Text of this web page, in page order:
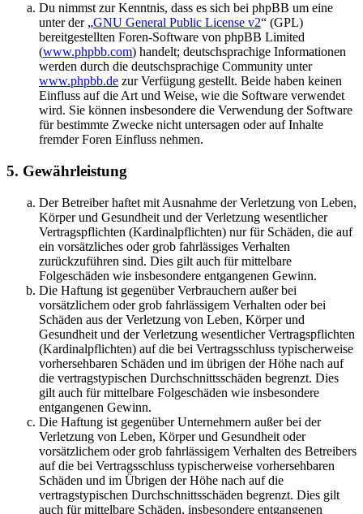
Du nimmst zur Kenntnis, dass es sich bei phpBB um eine
unter der „GNU General Public License v2“ (GPL)
bereitgestellten Foren-Software von phpBB Limited
(www.phpbb.com) handelt; deutschsprachige Informationen
werden durch die deutschsprachige Community unter
www.phpbb.de zur Verfügung gestellt. Beide haben keinen
Einfluss auf die Art und Weise, wie die Software verwendet
wird. Sie können insbesondere die Verwendung der Software
für bestimmte Zwecke nicht untersagen oder auf Inhalte
fremder Foren Einfluss nehmen.
5. Gewährleistung
Der Betreiber haftet mit Ausnahme der Verletzung von Leben,
Körper und Gesundheit und der Verletzung wesentlicher
Vertragspflichten (Kardinalpflichten) nur für Schäden, die auf
ein vorsätzliches oder grob fahrlässiges Verhalten
zurückzuführen sind. Dies gilt auch für mittelbare
Folgeschäden wie insbesondere entgangenen Gewinn.
Die Haftung ist gegenüber Verbrauchern außer bei
vorsätzlichem oder grob fahrlässigem Verhalten oder bei
Schäden aus der Verletzung von Leben, Körper und
Gesundheit und der Verletzung wesentlicher Vertragspflichten
(Kardinalpflichten) auf die bei Vertragsschluss typischerweise
vorhersehbaren Schäden und im übrigen der Höhe nach auf
die vertragstypischen Durchschnittsschäden begrenzt. Dies
gilt auch für mittelbare Folgeschäden wie insbesondere
entgangenen Gewinn.
Die Haftung ist gegenüber Unternehmern außer bei der
Verletzung von Leben, Körper und Gesundheit oder
vorsätzlichem oder grob fahrlässigem Verhalten des Betreibers
auf die bei Vertragsschluss typischerweise vorhersehbaren
Schäden und im Übrigen der Höhe nach auf die
vertragstypischen Durchschnittsschäden begrenzt. Dies gilt
auch für mittelbare Schäden, insbesondere entgangenen